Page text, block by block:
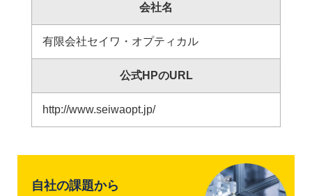
会社名
有限会社セイワ・オプティカル
公式HPのURL
http://www.seiwaopt.jp/
自社の課題から